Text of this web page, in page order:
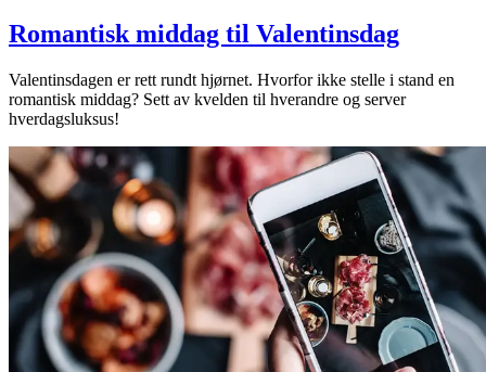
Romantisk middag til Valentinsdag
Valentinsdagen er rett rundt hjørnet. Hvorfor ikke stelle i stand en
romantisk middag? Sett av kvelden til hverandre og server
hverdagsluksus!